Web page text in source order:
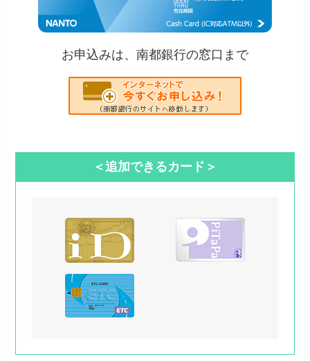
お申込みは、南都銀行の窓口まで
＜追加できるカード＞